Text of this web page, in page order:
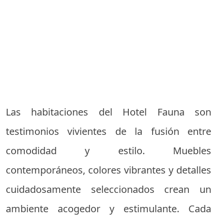
Las habitaciones del Hotel Fauna son
testimonios vivientes de la fusión entre
comodidad y estilo. Muebles
contemporáneos, colores vibrantes y detalles
cuidadosamente seleccionados crean un
ambiente acogedor y estimulante. Cada